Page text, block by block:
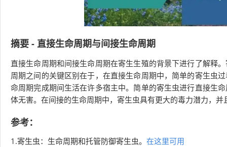
摘要 - 直接生命周期与间接生命周期
直接生命周期和间接生命周期在寄生生殖的背景下进行了解释
周期之间的关键区别在于，在直接生命周期中，简单的寄生虫
命周期完成期间生活在许多宿主中。简单的寄生虫进行直接生
体无害。在间接的生命周期中，寄生虫具有更大的毒力潜力，
参考：
1.寄生虫：生命周期和托管防御寄生虫。 在这里可用